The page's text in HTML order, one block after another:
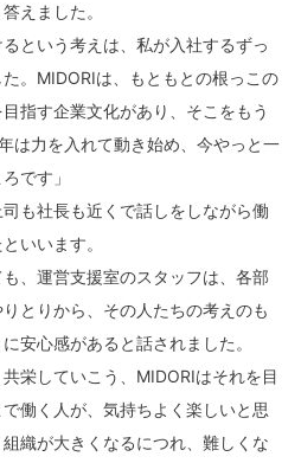
えました。
という考えは、私が入社するずっ
。MIDORIは、もともとの根っこの
指す企業文化があり、そこをもう
は力を入れて動き始め、今やっと一
です」
も社長も近くで話しをしながら働
いいます。
、運営支援室のスタッフは、各部
とりから、その人たちの考えのも
安心感があると話されました。
栄していこう、MIDORIはそれを目
働く人が、気持ちよく楽しいと思
織が大きくなるにつれ、難しくな